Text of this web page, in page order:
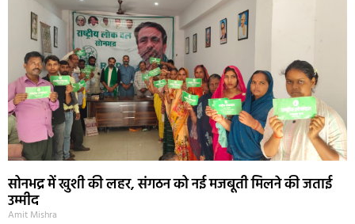
सोनभद्र में खुशी की लहर, संगठन को नई मजबूती मिलने की जताई
उम्मीद
Amit Mishra